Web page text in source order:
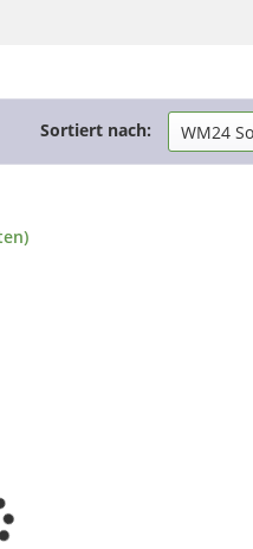
Sortiert nach: